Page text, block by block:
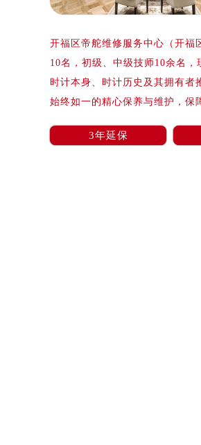
广州市天河区
深圳市罗湖区
惠州市惠城区
厦门市思明区
福州市鼓楼区
成都市锦江区
重庆市江北区
郑州市二七
太原市迎泽
沈阳市沈河
沈阳市沈河
哈尔滨市道
大连市中山
佛山市禅城
东莞市东城
南通市崇川
开福区帝舵维修服务中心（开福
10名，初级、中级技师10余名
时计本身、时计历史及其拥有者
始终如一的精心保养与维护，保
3年延保